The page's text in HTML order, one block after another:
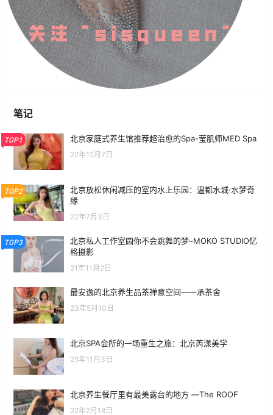
笔记
TOP1 北京家庭式养生馆推荐超治愈的Spa-莹肌师MED Spa
22年12月7日
TOP2
北京放松休闲减压的室内水上乐园：温都水城·水梦奇
缘
22年7月3日
TOP3
北京私人工作室圆你不会跳舞的梦–MOKO STUDIO忆
格摄影
21年11月2日
最安逸的北京养生品茶禅意空间—一承茶舍
23年5月10日
北京SPA会所的一场重生之旅：北京芮漾美学
25年11月3日
北京养生餐厅里有最美露台的地方 —The ROOF
22年2月18日